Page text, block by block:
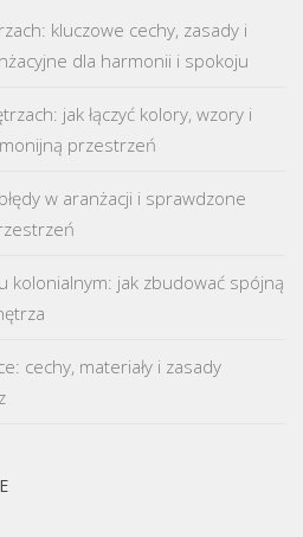
kluczowe cechy, zasady i
dla harmonii i spokoju
jak łączyć kolory, wzory i
przestrzeń
w aranżacji i sprawdzone
kolonialnym: jak zbudować spójną
cechy, materiały i zasady